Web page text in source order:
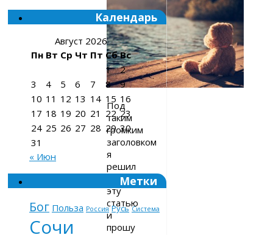
Под
таким
громким
заголовком
я
решил
написать
эту
статью
и
прошу
Календарь
Август 2026
Пн Вт Ср Чт Пт Сб Вс
1
2
3
4 5 6 7 8
9
10 11 12 13 14 15 16
17 18 19 20 21 22 23
24 25 26 27 28 29 30
31
« Июн
Метки
Бог Польза Россия Русь Система
Сочи